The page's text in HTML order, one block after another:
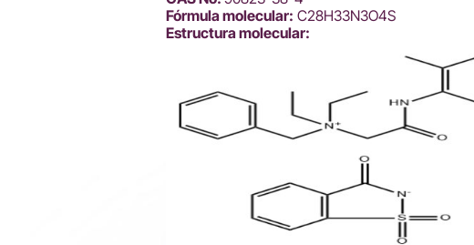
Fórmula molecular: C28H33N3O4S
Estructura molecular: